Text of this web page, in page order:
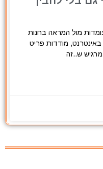
מול המראה בחנות
מודדות פריט
ש..זה